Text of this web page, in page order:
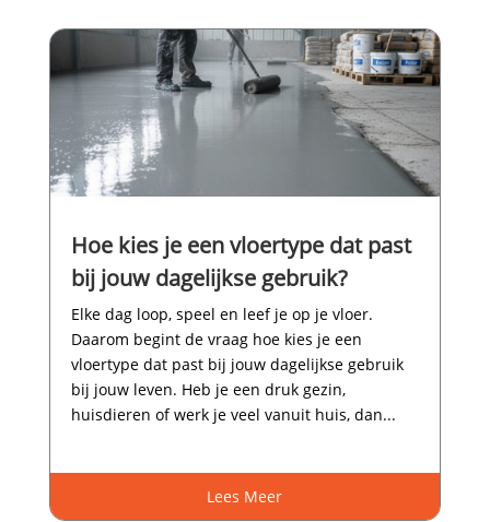
Hoe kies je een vloertype dat past
bij jouw dagelijkse gebruik?
Elke dag loop, speel en leef je op je vloer.​
Daarom begint de vraag hoe kies je een
vloertype dat past bij jouw dagelijkse gebruik
bij jouw leven.​ Heb je een druk gezin,
huisdieren of werk je veel vanuit huis, dan...
Lees Meer